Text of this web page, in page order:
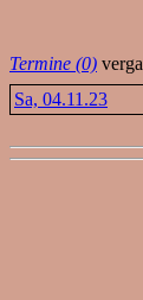
Termine (0)
Sa, 04.11.23